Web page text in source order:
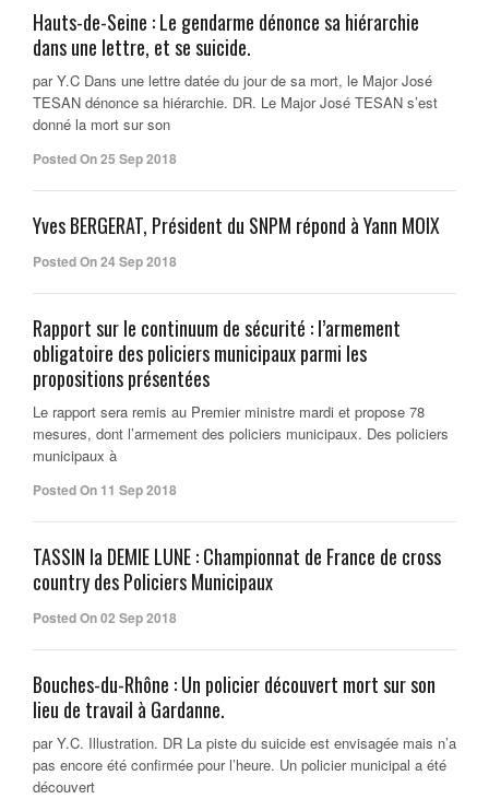
Hauts-de-Seine : Le gendarme dénonce sa hiérarchie
dans une lettre, et se suicide.
par Y.C Dans une lettre datée du jour de sa mort, le Major José
TESAN dénonce sa hiérarchie. DR. Le Major José TESAN s’est
donné la mort sur son
Posted On 25 Sep 2018
Yves BERGERAT, Président du SNPM répond à Yann MOIX
Posted On 24 Sep 2018
Rapport sur le continuum de sécurité : l’armement
obligatoire des policiers municipaux parmi les
propositions présentées
Le rapport sera remis au Premier ministre mardi et propose 78
mesures, dont l’armement des policiers municipaux. Des policiers
municipaux à
Posted On 11 Sep 2018
TASSIN la DEMIE LUNE : Championnat de France de cross
country des Policiers Municipaux
Posted On 02 Sep 2018
Bouches-du-Rhône : Un policier découvert mort sur son
lieu de travail à Gardanne.
par Y.C. Illustration. DR La piste du suicide est envisagée mais n’a
pas encore été confirmée pour l’heure. Un policier municipal a été
découvert